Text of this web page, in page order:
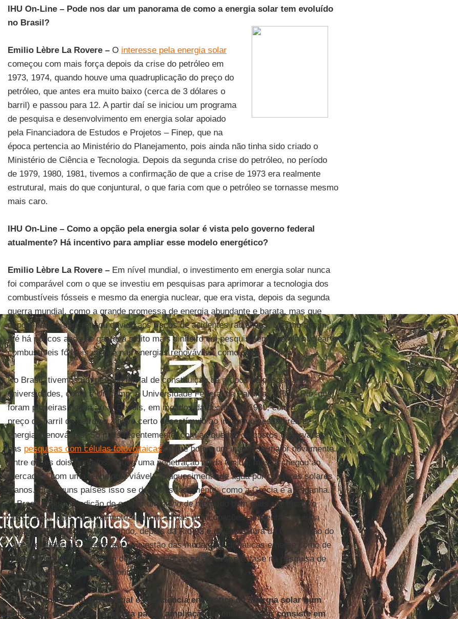
IHU On-Line –Pode nos dar um panorama de como a energia solar tem evoluído
no Brasil?
Emilio Lèbre La Rovere –O interesse pela energia solar
começou com mais força depois da crise do petróleo em
1973, 1974, quando houve uma quadruplicação do preço do
petróleo, que antes era muito baixo (cerca de 3 dólares o
barril) e passou para 12. A partir daí se iniciou um programa
de pesquisa e desenvolvimento em energia solar apoiado
pela Financiadora de Estudos e Projetos – Finep, que na
época pertencia ao Ministério do Planejamento, pois ainda não tinha sido criado o
Ministério de Ciência e Tecnologia. Depois da segunda crise do petróleo, no período
de 1979, 1980, 1981, tivemos a confirmação de que a crise de 1973 era realmente
estrutural, mais do que conjuntural, o que faria com que o petróleo se tornasse mesmo
mais caro.
IHU On-Line –Como a opção pela energia solar é vista pelo governo federal
atualmente? Há incentivo para ampliar esse modelo energético?
Emilio Lèbre La Rovere –Em nível mundial, o investimento em energia solar nunca
foi comparável com o que se investiu em pesquisas para aprimorar a tecnologia dos
combustíveis fósseis e mesmo da energia nuclear, que era vista, depois da segunda
guerra mundial, como a grande promessa de energia abundante e barata, mas que
depois não se concretizou devido aos riscos de acidentes radiativos. Mesmo assim,
até há poucos anos se gastava muito mais dinheiro em pesquisa em energia nuclear e
combustíveis fósseis do que nas energias renováveis, como solar e eólica.
No Brasil, tivemos um período inicial de constituição de grupos de pesquisa em
universidades, como a Unicamp, a Universidade Federal da Paraíba, a PUC-Rio, que
foram pioneiras nessa área. Depois, em meados da década de 1980, com a queda do
preço do barril do petróleo, houve certo desestímulo ao incentivo nessa área de
energias renováveis. Só mais recentemente, com as quedas de custos observadas
nas pesquisas com células fotovoltaicas, é que houve um interesse maior novamente.
Entre esses dois períodos, houve uma penetração ainda tímida, mas já chegou ao
mercado–com uma tecnologia viável– o aquecimento de água por coletores solares
planos. Em alguns países isso se deu mais fortemente, como a Grécia e a Espanha.
O Brasil já teria condição de ocupar um nicho de mercado bem mais significativo
nessa área. Mais recentemente, em função das preocupações ambientais, que na
década de 1990 foram crescendo, depois da Rio-92 e da assinatura da Convenção do
Clima, e também à medida que a questão das mudanças climáticas emerge como de
grande importância e o risco dessas mudanças se agrava, a ênfase na pesquisa de
energia solar voltou a ser prioritária.
IHU On-Line–Qual o potencial e a eficiência energética da energia solar num
país como o Brasil? A proposta para a ampliação da energia solar consiste em